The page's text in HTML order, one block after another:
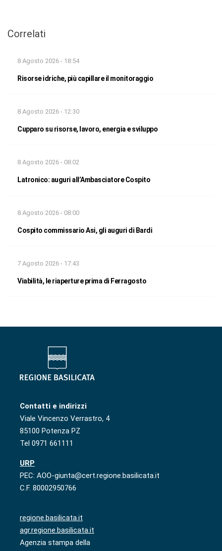
Correlati
8 Agosto 2026 - 18:54
Risorse idriche, più capillare il monitoraggio
8 Agosto 2026 - 12:30
Cupparo su risorse, lavoro, energia e sviluppo
8 Agosto 2026 - 08:02
Latronico: auguri all’Ambasciatore Cospito
8 Agosto 2026 - 08:00
Cospito commissario Asi, gli auguri di Bardi
7 Agosto 2026 - 17:43
Viabilità, le riaperture prima di Ferragosto
Contatti e indirizzi
Viale Vincenzo Verrastro, 4
85100 Potenza PZ
Tel 0971 661111
URP
PEC: AOO-giunta@cert.regione.basilicata.it
C.F. 80002950766
regione.basilicata.it
agr.regione.basilicata.it
Agenzia stampa della